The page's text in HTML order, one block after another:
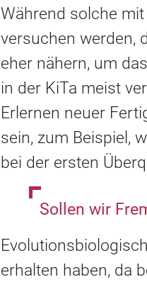
Während solche
versuchen werden,
eher nähern, um
in der KiTa meist
Erlernen neuer
sein, zum Beispiel,
bei der ersten
Sollen wir
erhalten haben, da